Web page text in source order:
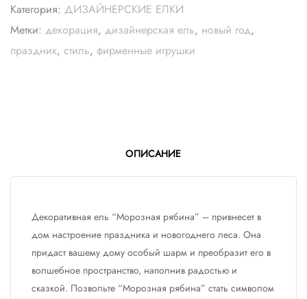
Категория: ДИЗАЙНЕРСКИЕ ЕЛКИ
Метки: декорация, дизайнерская ель, новый год,
праздник, стиль, фирменные игрушки
ОПИСАНИЕ
Декоративная ель “Морозная рябина” – привнесет в
дом настроение праздника и новогоднего леса. Она
придаст вашему дому особый шарм и преобразит его в
волшебное пространство, наполнив радостью и
сказкой. Позвольте “Морозная рябина” стать символом